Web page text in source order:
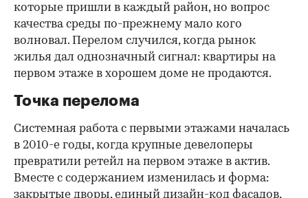
которые пришли в каждый район, но вопрос
качества среды по-прежнему мало кого
волновал. Перелом случился, когда рынок
жилья дал однозначный сигнал: квартиры на
первом этаже в хорошем доме не продаются.
Точка перелома
Системная работа с первыми этажами началась
в 2010-е годы, когда крупные девелоперы
превратили ретейл на первом этаже в актив.
Вместе с содержанием изменилась и форма:
закрытые дворы, единый дизайн-код фасадов,